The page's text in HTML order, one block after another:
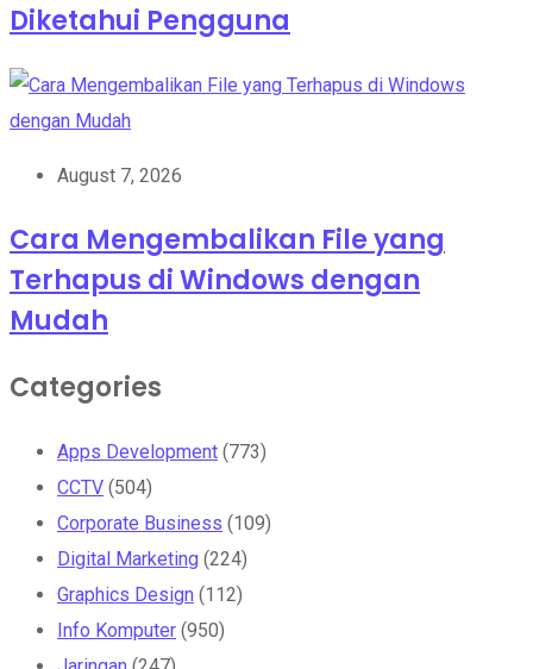
Diketahui Pengguna
August 7, 2026
Cara Mengembalikan File yang
Terhapus di Windows dengan
Mudah
Categories
Apps Development (773)
CCTV (504)
Corporate Business (109)
Digital Marketing (224)
Graphics Design (112)
Info Komputer (950)